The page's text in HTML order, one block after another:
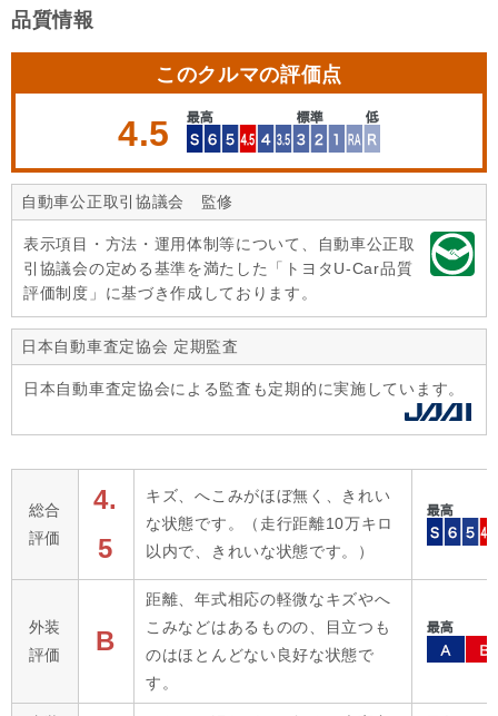
品質情報
このクルマの評価点
4.5
自動車公正取引協議会 監修
表示項目・方法・運用体制等について、自動車公正取
引協議会の定める基準を満たした「トヨタU-Car品質
評価制度」に基づき作成しております。
日本自動車査定協会 定期監査
日本自動車査定協会による監査も定期的に実施しています。
総合
評価
4.
5
キズ、へこみがほぼ無く、きれい
な状態です。（走行距離10万キロ
以内で、きれいな状態です。）
外装
評価
B
距離、年式相応の軽微なキズやへ
こみなどはあるものの、目立つも
のはほとんどない良好な状態で
す。